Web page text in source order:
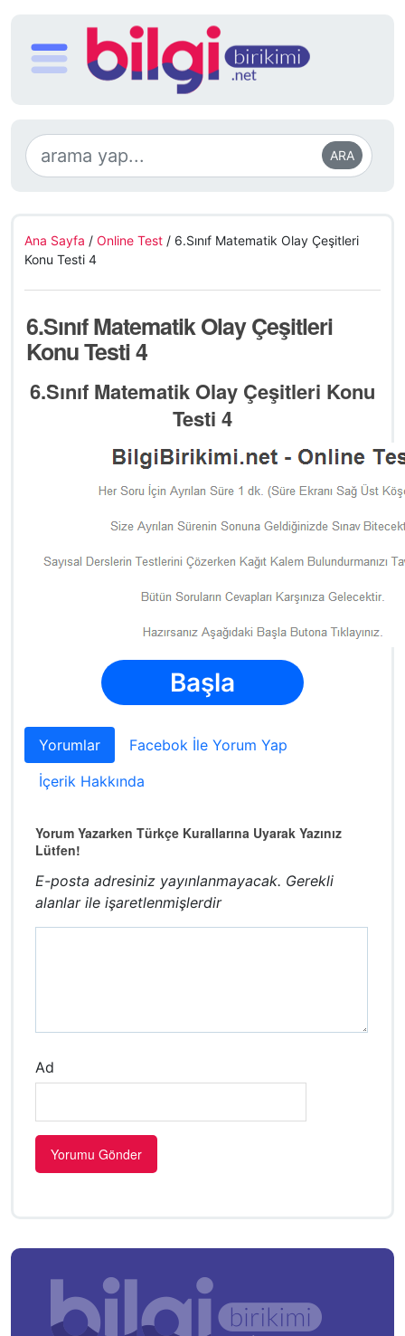
ARA
Ana Sayfa / Online Test / 6.Sınıf Matematik Olay Çeşitleri
Konu Testi 4
6.Sınıf Matematik Olay Çeşitleri
Konu Testi 4
6.Sınıf Matematik Olay Çeşitleri Konu
Testi 4
Başla
Yorumlar
Facebok İle Yorum Yap
İçerik Hakkında
Yorum Yazarken Türkçe Kurallarına Uyarak Yazınız
Lütfen!
E-posta adresiniz yayınlanmayacak. Gerekli
alanlar ile işaretlenmişlerdir
Ad